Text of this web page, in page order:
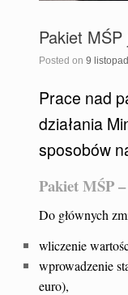
Pakiet
Posted on 9
Prace nad
działania
sposobów
Pakiet MŚP
Do głównych
wliczenie
wprowadzenie
euro),